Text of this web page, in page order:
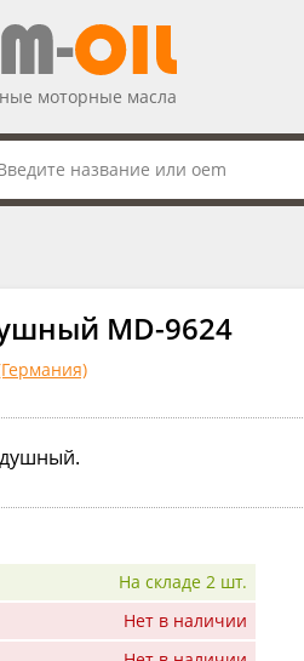
моторные масла
MD-9624
На складе 2 шт.
Нет в наличии